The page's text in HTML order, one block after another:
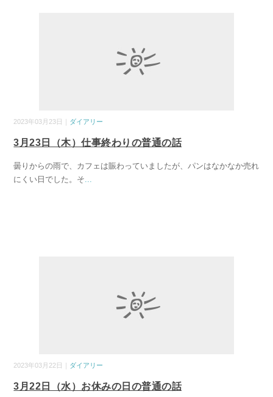
2023年03月23日｜ ダイアリー
3月23日（木）仕事終わりの普通の話
曇りからの雨で、カフェは賑わっていましたが、パンはなかなか売れ
にくい日でした。そ...
2023年03月22日｜ ダイアリー
3月22日（水）お休みの日の普通の話